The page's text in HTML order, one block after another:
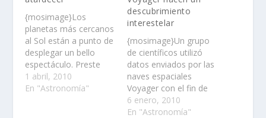
{mosimage}Los
planetas más cercanos
al Sol están a punto de
desplegar un bello
espectáculo. Preste
atención al atardecer,
este fin de semana,
1 abril, 2010
En "Astronomía"
descubrimiento
interestelar
{mosimage}Un grupo
de científicos utilizó
datos enviados por las
naves espaciales
Voyager con el fin de
entender cómo
interacciona la
6 enero, 2010
En "Astronomía"